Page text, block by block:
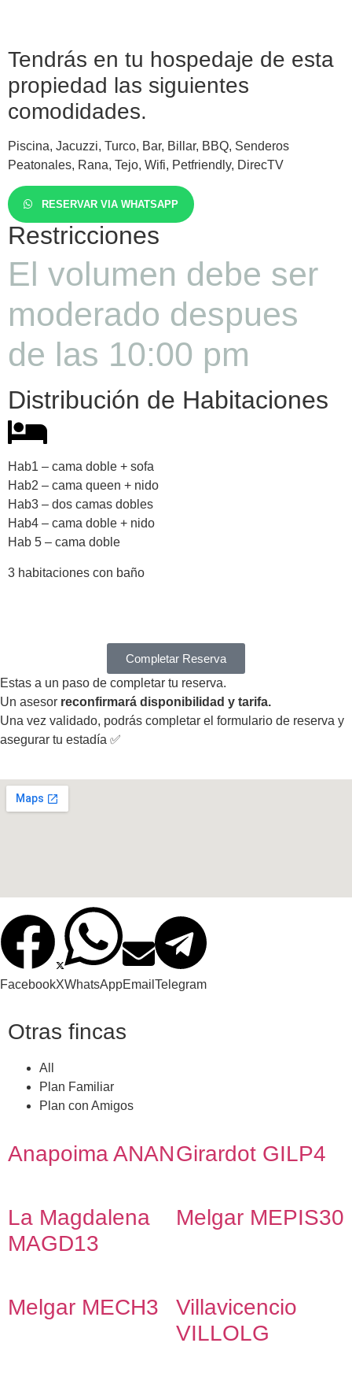
Tendrás en tu hospedaje de esta
propiedad las siguientes
comodidades.
Piscina, Jacuzzi, Turco, Bar, Billar, BBQ, Senderos
Peatonales, Rana, Tejo, Wifi, Petfriendly, DirecTV
RESERVAR VIA WHATSAPP
Restricciones
El volumen debe ser
moderado despues
de las 10:00 pm
Distribución de Habitaciones
Hab1 – cama doble + sofa
Hab2 – cama queen + nido
Hab3 – dos camas dobles
Hab4 – cama doble + nido
Hab 5 – cama doble
3 habitaciones con baño
Completar Reserva
Estas a un paso de completar tu reserva.
Un asesor reconfirmará disponibilidad y tarifa.
Una vez validado, podrás completar el formulario de reserva y
asegurar tu estadía ✅
FacebookXWhatsAppEmail Telegram
Otras fincas
All
Plan Familiar
Plan con Amigos
Anapoima ANANGirardot GILP4
La Magdalena
MAGD13
Melgar MEPIS30
Melgar MECH3
Villavicencio
VILLOLG